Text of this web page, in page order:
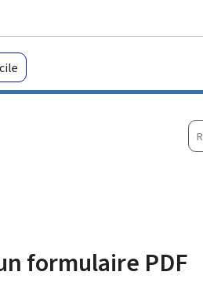
formulaire PDF